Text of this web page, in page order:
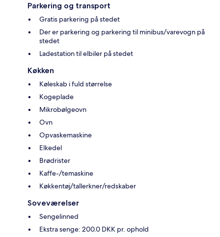
Parkering og transport
Gratis parkering på stedet
Der er parkering og parkering til minibus/varevogn på
stedet
Ladestation til elbiler på stedet
Køkken
Køleskab i fuld størrelse
Kogeplade
Mikrobølgeovn
Ovn
Opvaskemaskine
Elkedel
Brødrister
Kaffe-/temaskine
Køkkentøj/tallerkner/redskaber
Soveværelser
Sengelinned
Ekstra senge: 200.0 DKK pr. ophold